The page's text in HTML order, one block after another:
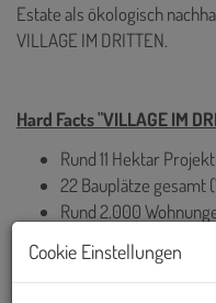
Estate als ökologisch
VILLAGE IM DRITTEN.
Hard Facts "VILLAGE IM
Rund 11 Hektar
22 Bauplätze gesamt
Rund 2.000
Dienstleistungen und
Zusätzliche Flächen
Cookie Einstellungen